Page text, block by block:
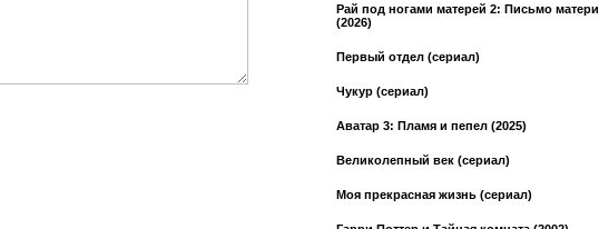
Рай под ногами матерей 2: Письмо матери
(2026)
Первый отдел (сериал)
Чукур (сериал)
Аватар 3: Пламя и пепел (2025)
Великолепный век (сериал)
Моя прекрасная жизнь (сериал)